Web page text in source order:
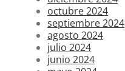
octubre 2024
septiembre 2024
agosto 2024
julio 2024
junio 2024